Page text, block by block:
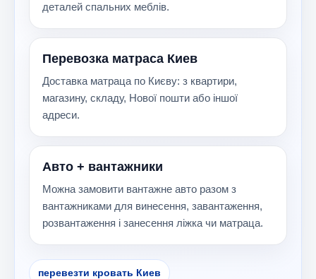
деталей спальних меблів.
Перевозка матраса Киев
Доставка матраца по Києву: з квартири,
магазину, складу, Нової пошти або іншої
адреси.
Авто + вантажники
Можна замовити вантажне авто разом з
вантажниками для винесення, завантаження,
розвантаження і занесення ліжка чи матраца.
перевезти кровать Киев